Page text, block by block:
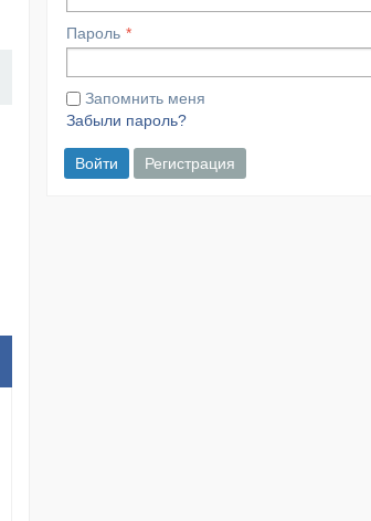
Пароль
Запомнить меня
Забыли пароль?
Войти Регистрация